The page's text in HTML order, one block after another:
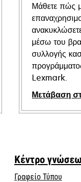
Μάθετε πώς
μέσω του
συλλογής
Lexmark.
Μετάβαση
Κέντρο
Γραφείο Τύπου